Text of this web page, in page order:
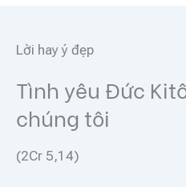
Lời hay ý đẹp
Tình yêu Đức
chúng tôi
(2Cr 5,14)